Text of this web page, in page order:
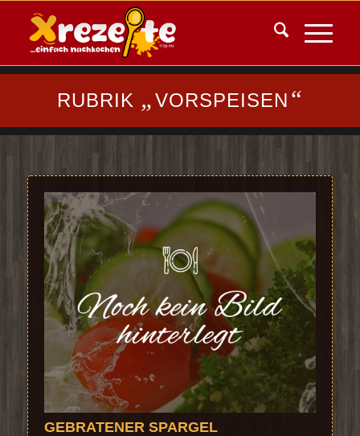
RUBRIK „VORSPEISEN “
GEBRATENER SPARGEL